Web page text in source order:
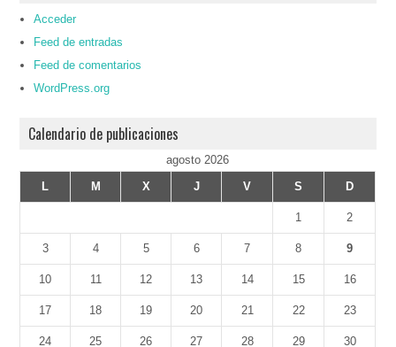
Acceder
Feed de entradas
Feed de comentarios
WordPress.org
Calendario de publicaciones
agosto 2026
L
M X J V S D
1 2
3 4 5 6 7 8 9
10 11 12 13 14 15 16
17 18 19 20 21 22 23
24 25 26 27 28 29 30